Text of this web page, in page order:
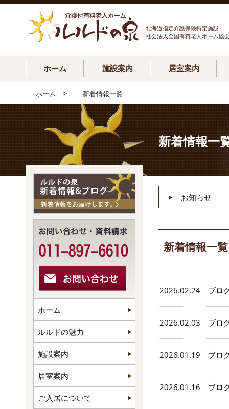
北海道指定介護保険特定施設
社会法人全国有料老人ホーム協
ホーム 施設案内 居室案内
ホーム > 新着情報一覧
新着情報一
お知らせ
新着情報一覧
2026.02.24 ブロ
2026.02.03 ブロ
2026.01.19 ブロ
2026.01.16 ブロ
ホーム
ルルドの魅力
施設案内
居室案内
ご入居について